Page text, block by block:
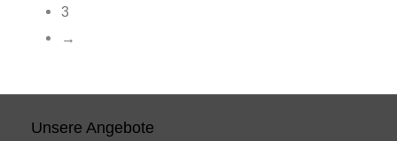
3
→
Unsere Angebote